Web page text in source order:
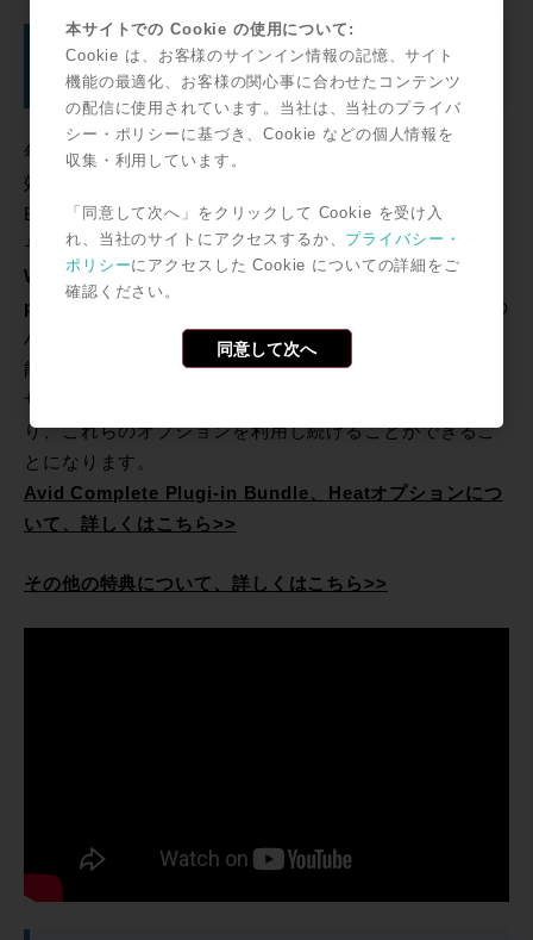
Avid Complete Plug-in Bundle、HEAT オプ
ション、その他多数の特典
年間サポートプランまたは年間サブスクリプションが有
効期間中のユーザー様はAvid Complete Plug-in
Bundle、HEAT オプションを使用することが可能です。
それだけでなく、 sound credit、Pro Sound Effects、
Wave Arts、Accusonus、Tracktion、Sound Ideas、
pureMix
などの錚々たるブランドによる￥120,000以上の
バリューを持ったプロダクトやサービスが無償で使用可
能です。
サブスクリプションの場合はPro Toolsを使用し続ける限
り、これらのオプションを利用し続けることができるこ
とになります。
Avid Complete Plugi-in Bundle、Heatオプションにつ
いて、詳しくはこちら>>
その他の特典について、詳しくはこちら>>
本サイトでの Cookie の使用について:
Cookie は、お客様のサインイン情報の記憶、サイト
機能の最適化、お客様の関心事に合わせたコンテンツ
の配信に使用されています。当社は、当社のプライバ
シー・ポリシーに基づき、Cookie などの個人情報を
収集・利用しています。
「同意して次へ」をクリックして Cookie を受け入
れ、当社のサイトにアクセスするか、 プライバシー・
ポリシーにアクセスした Cookie についての詳細をご
確認ください。
同意して次へ